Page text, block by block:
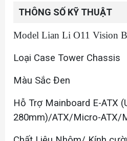
THÔNG SỐ KỸ THUẬT
Model Lian Li O11 Vision
Loại Case Tower Chassis
Màu Sắc Đen
Hỗ Trợ Mainboard E-ATX
280mm)/ATX/Micro-ATX/